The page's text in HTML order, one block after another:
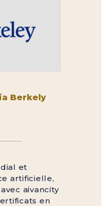
Berkely
et
artificielle,
aivancity
en